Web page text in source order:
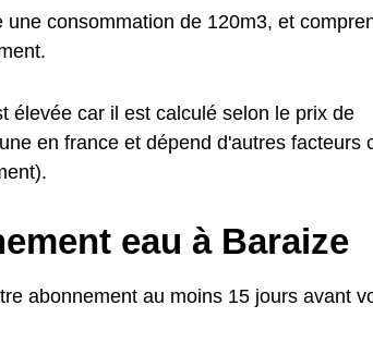
consommation de 120m3, et
élevée car il est calculé selon le prix de
en france et dépend d'autres facteurs
eau à Baraize
abonnement au moins 15 jours avant